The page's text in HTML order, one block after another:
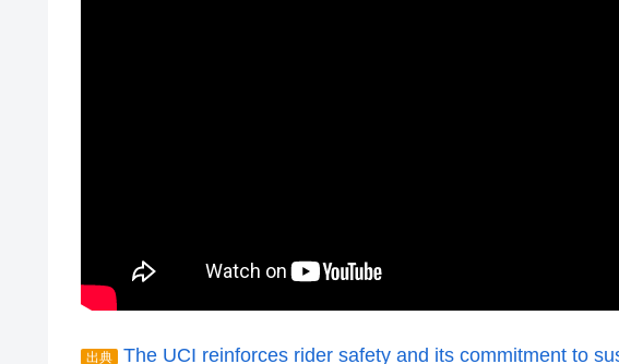
出典 The UCI reinforces rider safety and its commitment to